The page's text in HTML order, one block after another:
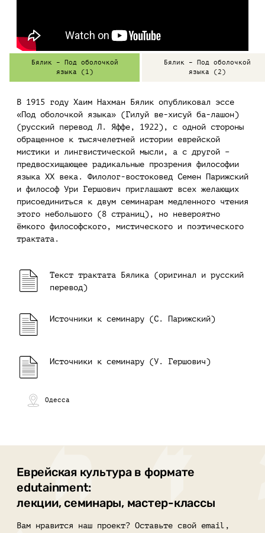
Бялик – Под оболочкой
языка (1)
Бялик – Под оболочкой
языка (2)
В 1915 году Хаим Нахман Бялик опубликовал эссе
«Под оболочкой языка» (Гилуй ве-хисуй ба-лашон)
(русский перевод Л. Яффе, 1922), с одной стороны
обращенное к тысячелетней истории еврейской
мистики и лингвистической мысли, а с другой –
предвосхищающее радикальные прозрения философии
языка XX века. Филолог-востоковед Семен Парижский
и философ Ури Гершович приглашают всех желающих
присоединиться к двум семинарам медленного чтения
этого небольшого (8 страниц), но невероятно
ёмкого философского, мистического и поэтического
трактата.
Текст трактата Бялика (оригинал и русский
перевод)
Источники к семинару (С. Парижский)
Источники к семинару (У. Гершович)
Одесса
Еврейская культура в формате
edutainment:
лекции, семинары, мастер-классы
Вам нравится наш проект? Оставьте свой email,